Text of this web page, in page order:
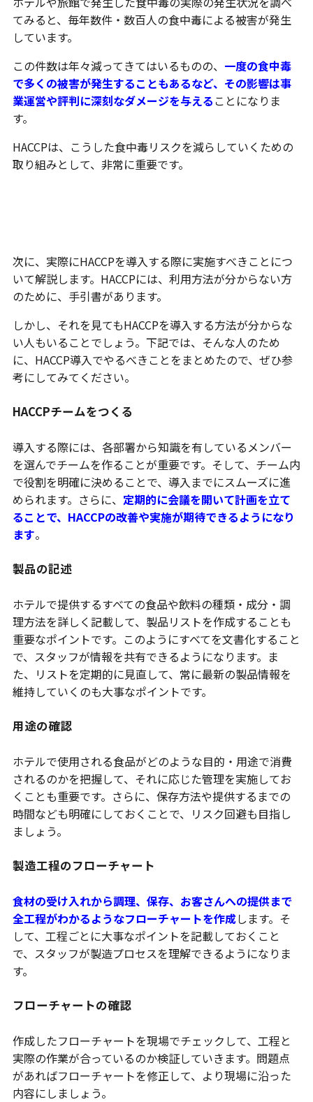
てみると、毎年数件・数百人の食中毒による被害が発生
しています。
この件数は年々減ってきてはいるものの、 一度の食中毒
で多くの被害が発生することもあるなど、その影響は事
業運営や評判に深刻なダメージを与える ことになりま
す。
HACCPは、こうした食中毒リスクを減らしていくための
取り組みとして、非常に重要です。
次に、実際にHACCPを導入する際に実施すべきことにつ
いて解説します。HACCPには、利用方法が分からない方
のために、手引書があります。
しかし、それを見てもHACCPを導入する方法が分からな
い人もいることでしょう。下記では、そんな人のため
に、HACCP導入でやるべきことをまとめたので、ぜひ参
考にしてみてください。
HACCPチームをつくる
導入する際には、各部署から知識を有しているメンバー
を選んでチームを作ることが重要です。そして、チーム内
で役割を明確に決めることで、導入までにスムーズに進
められます。さらに、 定期的に会議を開いて計画を立て
ることで、HACCPの改善や実施が期待できるようになり
ます。
製品の記述
ホテルで提供するすべての食品や飲料の種類・成分・調
理方法を詳しく記載して、製品リストを作成することも
重要なポイントです。このようにすべてを文書化すること
で、スタッフが情報を共有できるようになります。ま
た、リストを定期的に見直して、常に最新の製品情報を
維持していくのも大事なポイントです。
用途の確認
ホテルで使用される食品がどのような目的・用途で消費
されるのかを把握して、それに応じた管理を実施してお
くことも重要です。さらに、保存方法や提供するまでの
時間なども明確にしておくことで、リスク回避も目指し
ましょう。
製造工程のフローチャート
食材の受け入れから調理、保存、お客さんへの提供まで
全工程がわかるようなフローチャートを作成します。そ
して、工程ごとに大事なポイントを記載しておくこと
で、スタッフが製造プロセスを理解できるようになりま
す。
フローチャートの確認
作成したフローチャートを現場でチェックして、工程と
実際の作業が合っているのか検証していきます。問題点
があればフローチャートを修正して、より現場に沿った
内容にしましょう。